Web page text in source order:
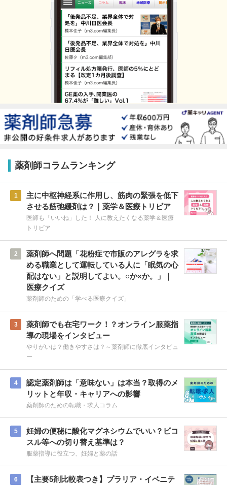
薬剤師コラムランキング
1
主に中枢神経系に作用し、筋肉の緊張を低下
させる筋弛緩剤は？｜薬学＆医療トリビア
医師も「いいね」した！ 人に教えたくなる薬学＆医療
トリビア
2
薬剤師へ問題「花粉症で市販のアレグラを求
める職業として運転している人に「眠気の心
配はない」と説明してよい。○か×か。」｜
医療クイズ
薬剤師のための「学べる医療クイズ」
3
薬剤師でも在宅ワーク！？オンライン服薬指
導の現場をインタビュー
やりがいは？働きやすさは？～薬剤師に徹底インタビュ
ー
4
認定薬剤師は「意味ない」は本当？取得のメ
リットと年収・キャリアへの影響
薬剤師のための転職・求人コラム
5
妊婦の便秘に酸化マグネシウムでいい？ピコ
スル等への切り替え基準は？
服薬指導に役立つ、妊婦と薬の話
6
【主要5剤比較表つき】プラリア・イベニテ